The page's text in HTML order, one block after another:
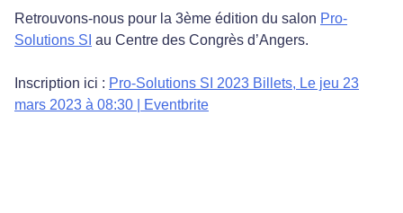
Retrouvons-nous pour la 3ème édition du salon Pro-
Solutions SI au Centre des Congrès d’Angers.
Inscription ici : Pro-Solutions SI 2023 Billets, Le jeu 23
mars 2023 à 08:30 | Eventbrite